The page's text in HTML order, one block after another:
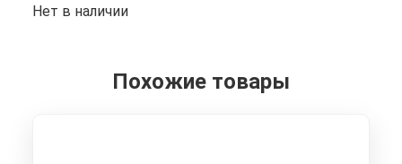
Нет в наличии
Похожие товары